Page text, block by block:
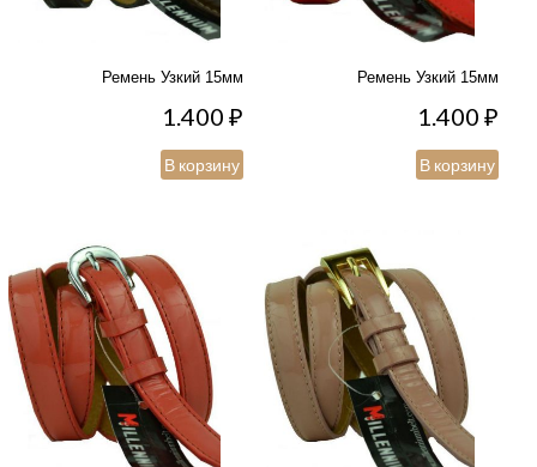
Ремень Узкий 15мм
1.400₽
В корзину
Ремень Узкий 15мм
1.400₽
В корзину